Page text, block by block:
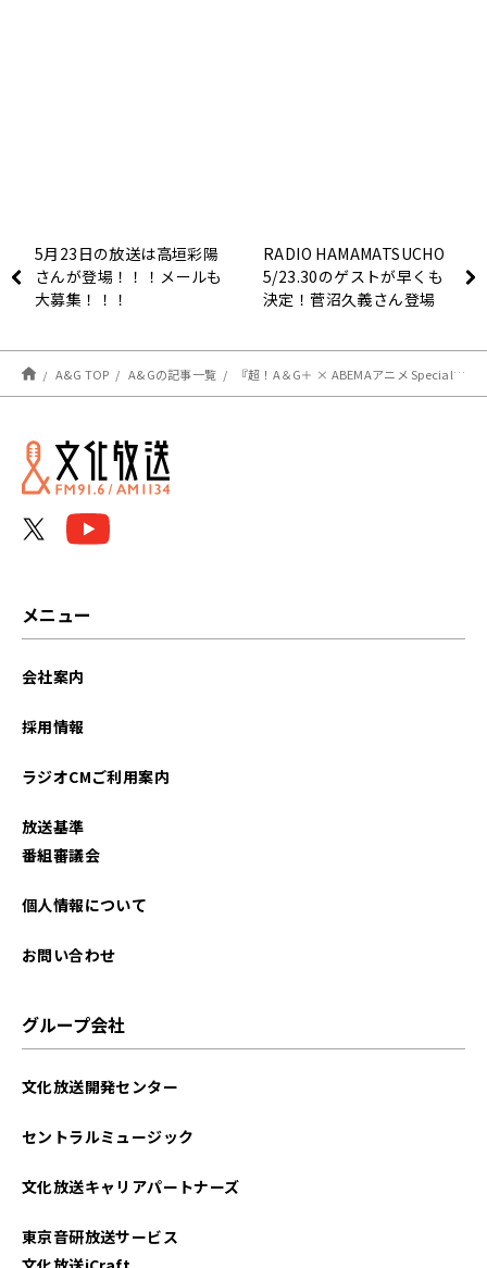
5月23日の放送は高垣彩陽
さんが登場！！！メールも
大募集！！！
RADIO HAMAMATSUCHO
5/23.30のゲストが早くも
決定！菅沼久義さん登場
A&G TOP A&Gの記事一覧 『超！A＆G＋ × ABEMAアニメ Special Radio Program～小松未可子「悔しいことは蹴っ飛ばせ」リリース記念SP～』メール大募集！
メニュー
会社案内
採用情報
ラジオCMご利用案内
放送基準
番組審議会
個人情報について
お問い合わせ
グループ会社
文化放送開発センター
セントラルミュージック
文化放送キャリアパートナーズ
東京音研放送サービス